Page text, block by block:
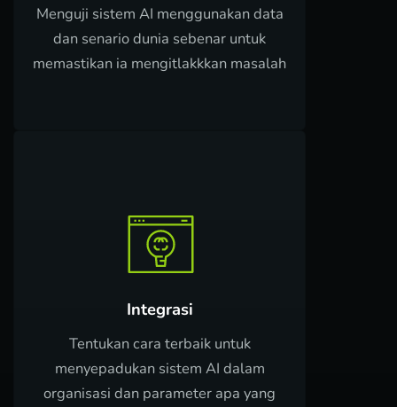
Menguji sistem AI menggunakan data
dan senario dunia sebenar untuk
memastikan ia mengitlakkkan masalah
Integrasi
Tentukan cara terbaik untuk
menyepadukan sistem AI dalam
organisasi dan parameter apa yang